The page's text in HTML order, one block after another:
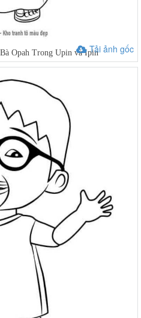
Tải ảnh gốc
Opah Trong Upin và Ipin